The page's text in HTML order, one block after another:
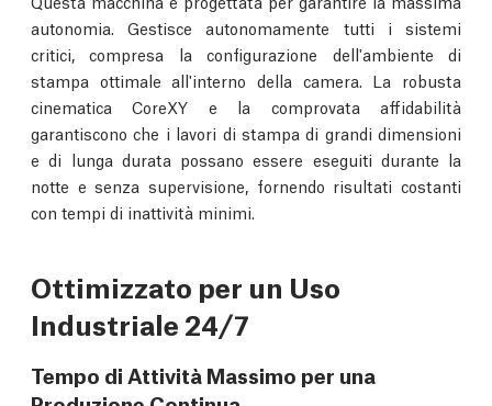
autonomia. Gestisce autonomamente tutti i sistemi
critici, compresa la configurazione dell'ambiente di
stampa ottimale all'interno della camera. La robusta
cinematica CoreXY e la comprovata affidabilità
garantiscono che i lavori di stampa di grandi dimensioni
e di lunga durata possano essere eseguiti durante la
notte e senza supervisione, fornendo risultati costanti
con tempi di inattività minimi.
Ottimizzato per un Uso
Industriale 24/7
Tempo di Attività Massimo per una